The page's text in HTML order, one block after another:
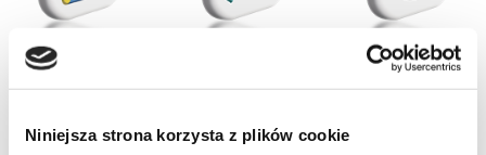
Niniejsza strona korzysta z plików cookie